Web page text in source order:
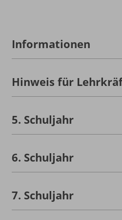
Informationen
Hinweis für
5. Schuljahr
6. Schuljahr
7. Schuljahr